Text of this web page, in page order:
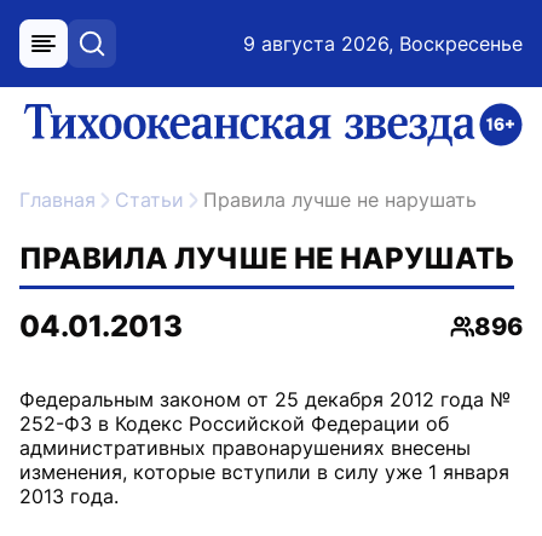
меню поиск 9 августа 2026, Воскресенье
ссылка на главную
Главная Статьи Правила лучше не нарушать
ПРАВИЛА ЛУЧШЕ НЕ НАРУШАТЬ
04.01.2013
896
Федеральным законом от 25 декабря 2012 года №
252-ФЗ в Кодекс Российской Федерации об
административных правонарушениях внесены
изменения, которые вступили в силу уже 1 января
2013 года.